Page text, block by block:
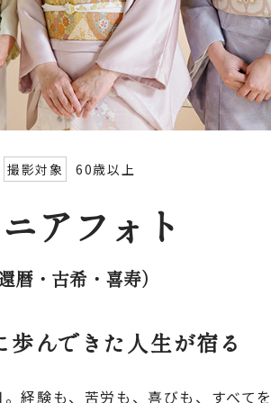
撮影対象 60歳以上
アフォ ト
還暦・古希・喜寿）
歩んできた人生が宿る
経験も、苦労も、喜びも、すべて